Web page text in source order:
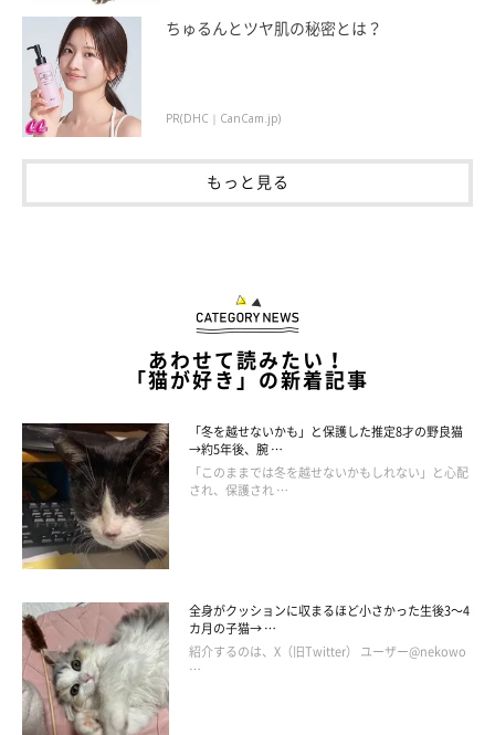
ちゅるんとツヤ肌の秘密とは？
PR(DHC｜CanCam.jp)
もっと見る
あわせて読みたい！
「猫が好き」の新着記事
「冬を越せないかも」と保護した推定8才の野良猫
→約5年後、腕 …
「このままでは冬を越せないかもしれない」と心配
され、保護され …
全身がクッションに収まるほど小さかった生後3～4
カ月の子猫→ …
紹介するのは、X（旧Twitter） ユーザー@nekowo
…